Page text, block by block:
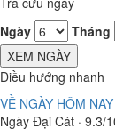
Ngày
Tháng
XEM NGÀY
Điều hướng nhanh
VỀ NGÀY HÔM NAY
Ngày Đại Cát · 9.3/